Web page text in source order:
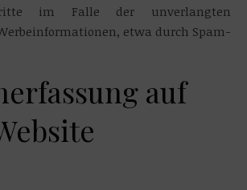
im Falle der unverlangten
etwa durch Spam-
auf